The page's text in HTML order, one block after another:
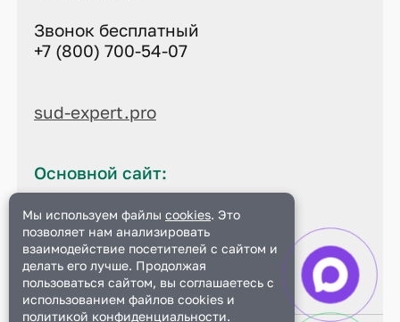
Мы используем файлы cookies. Это
позволяет нам анализировать
взаимодействие посетителей с сайтом и
делать его лучше. Продолжая
пользоваться сайтом, вы соглашаетесь с
использованием файлов cookies и
политикой конфиденциальности.
Звонок бесплатный
+7 (800) 700-54-07
sud-expert.pro
Основной сайт:
sud-expert.pro
Данный сайт является
официальным